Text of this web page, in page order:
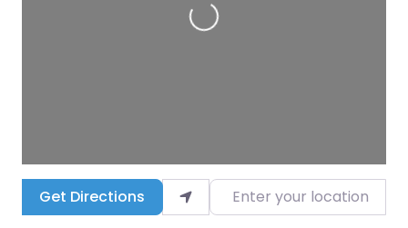
Enter your location
Get Directions